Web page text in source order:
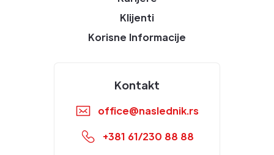
Klijenti
Korisne Informacije
Kontakt
office@naslednik.rs
+381 61/230 88 88